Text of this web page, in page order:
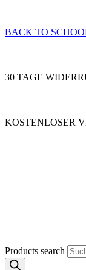
BACK TO
30 TAGE
KOSTENLOSER
Products search